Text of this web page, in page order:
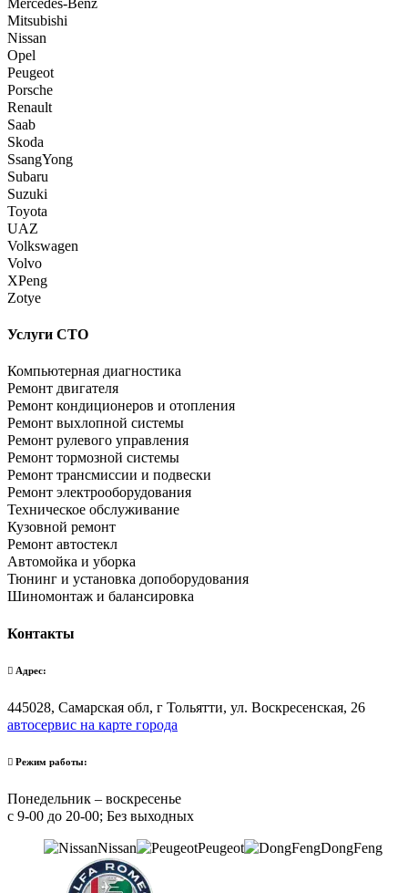
Mitsubishi
Nissan
Opel
Peugeot
Porsche
Renault
Saab
Skoda
SsangYong
Subaru
Suzuki
Toyota
UAZ
Volkswagen
Volvo
XPeng
Zotye
Услуги СТО
Компьютерная диагностика
Ремонт двигателя
Ремонт кондиционеров и отопления
Ремонт выхлопной системы
Ремонт рулевого управления
Ремонт тормозной системы
Ремонт трансмиссии и подвески
Ремонт электрооборудования
Техническое обслуживание
Кузовной ремонт
Ремонт автостекл
Автомойка и уборка
Тюнинг и установка допоборудования
Шиномонтаж и балансировка
Контакты
Адрес:
445028, Самарская обл, г Тольятти, ул. Воскресенская, 26
автосервис на карте города
Режим работы:
Понедельник – воскресенье
с 9-00 до 20-00; Без выходных
Nissan Peugeot DongFeng